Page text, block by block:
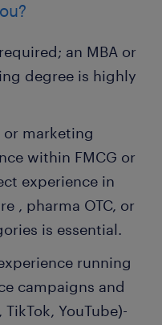
an MBA or
degree is highly
marketing
within FMCG or
experience in
, pharma OTC, or
is essential.
running
campaigns and
YouTube)-